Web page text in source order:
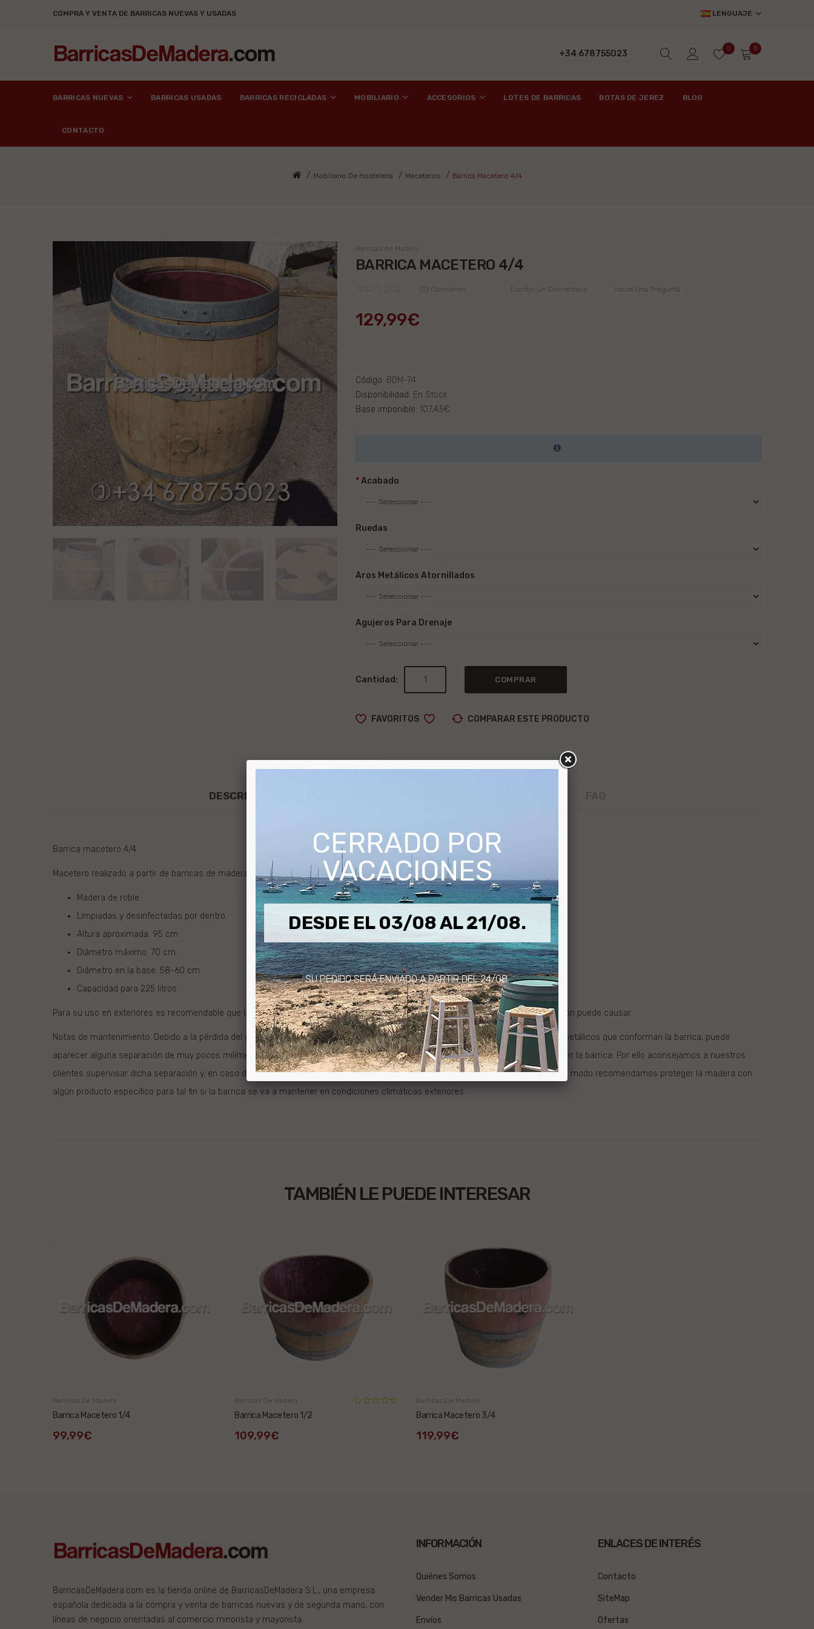
COMPRA Y VENTA DE BARRICAS NUEVAS Y USADAS LENGUAJE
+34 678755023 0 0
BARRICAS NUEVAS BARRICAS USADAS BARRICAS RECICLADAS MOBILIARIO ACCESORIOS LOTES DE BARRICAS BOTAS DE JEREZ BLOG
CONTACTO
Mobiliario De Hostelería Maceteros Barrica Macetero 4/4
Barricas de Madera
BARRICA MACETERO 4/4
(0) Opiniones Escribir Un Comentario Hacer Una Pregunta
129,99€
Código: BDM-74
Disponibilidad: En Stock
Base imponible: 107,43€
Acabado
Ruedas
Aros Metálicos Atornillados
Agujeros Para Drenaje
Cantidad: COMPRAR
FAVORITOS COMPARAR ESTE PRODUCTO
DESCRIPCIÓN
Barrica macetero 4/4.
Macetero realizado a partir de barricas de madera usadas de 225 litros.
Madera de roble.
Limpiadas y desinfectadas por dentro.
Altura aproximada: 95 cm.
Diámetro máximo: 70 cm.
Diámetro en la base: 58-60 cm.
Capacidad para 225 litros.
Para su uso en exteriores es recomendable que la madera esté tratada y protegida para evitar el posible deterioro que su exposición puede causar.
Notas de mantenimiento: Debido a la pérdida del grado de humedad de las duelas (tablas de madera) y a la dilatación de los aros metálicos que conforman la barrica, puede
aparecer alguna separación de muy pocos milímetros entre las duelas en función de las condiciones en las que se vaya a mantener la barrica. Por ello aconsejamos a nuestros
clientes supervisar dicha separación y, en caso de ser necesario, volver a apretar los aros metálicos y fijarlos a la madera. De igual modo recomendamos proteger la madera con
algún producto específico para tal fin si la barrica se va a mantener en condiciones climáticas exteriores.
TAMBIÉN LE PUEDE INTERESAR
Barricas De Madera
Barrica Macetero 1/4
99,99€
Barricas De Madera
Barrica Macetero 1/2
109,99€
Barricas De Madera
Barrica Macetero 3/4
119,99€
BarricasDeMadera.com es la tienda online de BarricasDeMadera S.L., una empresa
española dedicada a la compra y venta de barricas nuevas y de segunda mano, con
líneas de negocio orientadas al comercio minorista y mayorista.
INFORMACIÓN
Quiénes Somos
Vender Mis Barricas Usadas
Envíos
ENLACES DE INTERÉS
Contacto
SiteMap
Ofertas
CERRADO POR
VACACIONES
DESDE EL 03/08 AL 21/08.
SU PEDIDO SERÁ ENVIADO A PARTIR DEL 24/08.